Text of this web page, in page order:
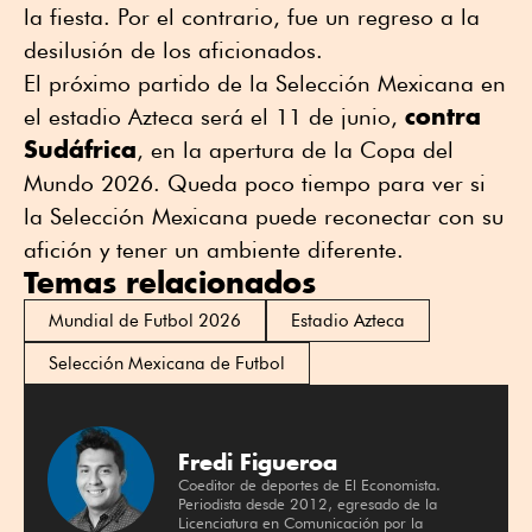
la fiesta. Por el contrario, fue un regreso a la
desilusión de los aficionados.
El próximo partido de la Selección Mexicana en
el estadio Azteca será el 11 de junio, contra
Sudáfrica, en la apertura de la Copa del
Mundo 2026. Queda poco tiempo para ver si
la Selección Mexicana puede reconectar con su
afición y tener un ambiente diferente.
Temas relacionados
Mundial de Futbol 2026
Estadio Azteca
Selección Mexicana de Futbol
Fredi Figueroa
Coeditor de deportes de El Economista.
Periodista desde 2012, egresado de la
Licenciatura en Comunicación por la